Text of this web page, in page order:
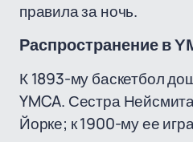
правила за ночь.
Распространение в
К 1893-му баскетбол
YMCA. Сестра
Йорке; к 1900-му ее